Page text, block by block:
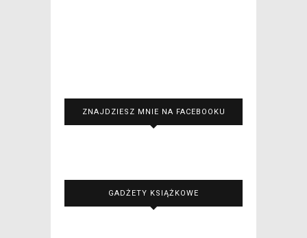
ZNAJDZIESZ MNIE NA FACEBOOKU
GADŻETY KSIĄŻKOWE